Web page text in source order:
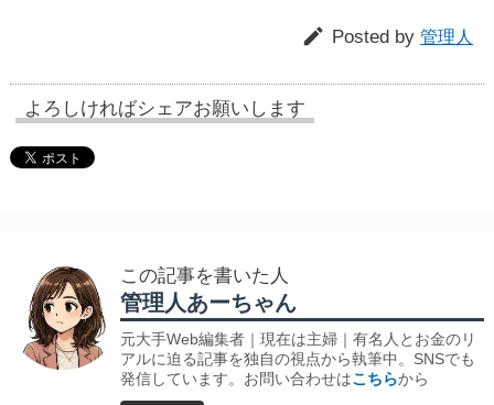
 Posted by 管理人
よろしければシェアお願いします
この記事を書いた人
管理人あーちゃん
元大手Web編集者｜現在は主婦｜有名人とお金のリ
アルに迫る記事を独自の視点から執筆中。SNSでも
発信しています。お問い合わせはこちらから